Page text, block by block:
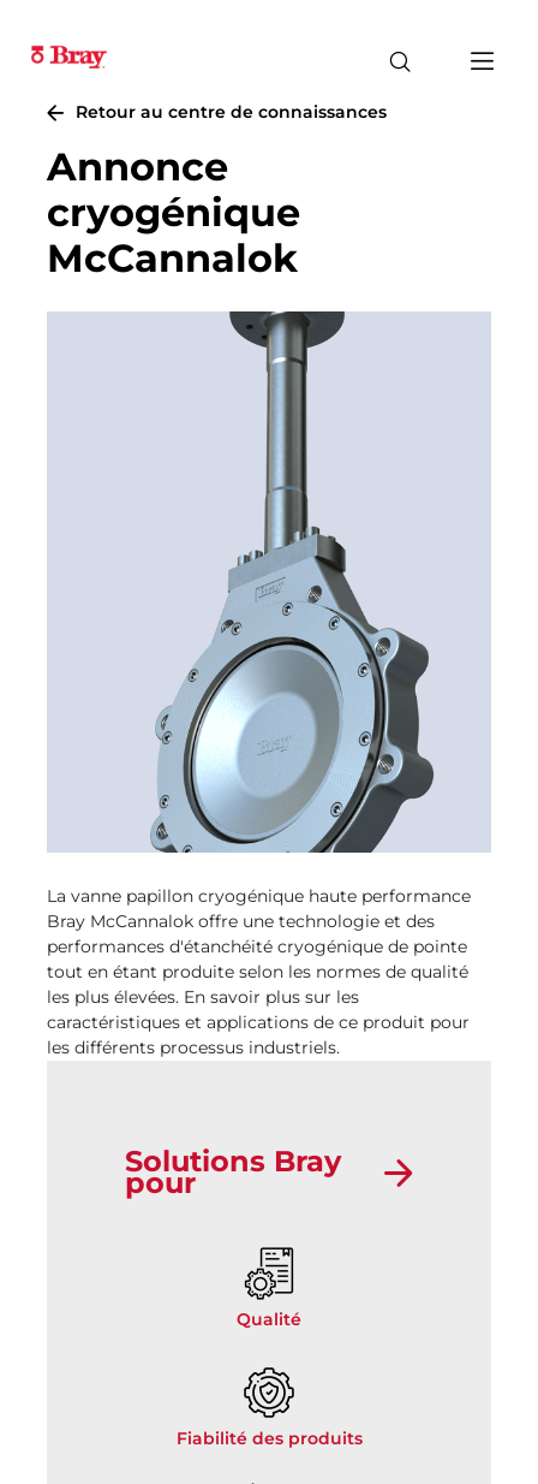
Retour au centre de connaissances
Annonce
cryogénique
McCannalok
La vanne papillon cryogénique haute performance
Bray McCannalok offre une technologie et des
performances d'étanchéité cryogénique de pointe
tout en étant produite selon les normes de qualité
les plus élevées. En savoir plus sur les
caractéristiques et applications de ce produit pour
les différents processus industriels.
Solutions Bray
pour
Qualité
Fiabilité des produits